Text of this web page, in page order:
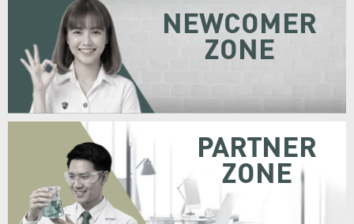
NEWCOMER
ZONE
PARTNER
ZONE